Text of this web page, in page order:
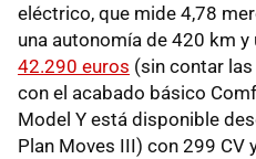
eléctrico, que mide 4,78
una autonomía de 420 km
42.290 euros (sin contar
con el acabado básico
Model Y está disponible
Plan Moves III) con 299 CV